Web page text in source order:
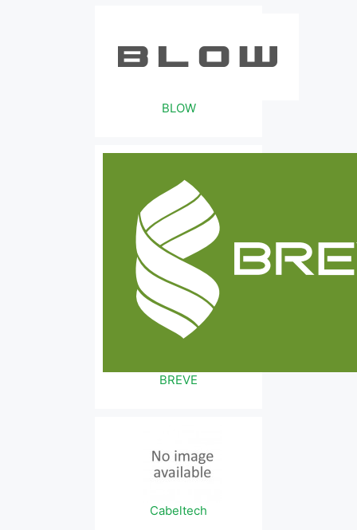
BLOW
BREVE
Cabeltech